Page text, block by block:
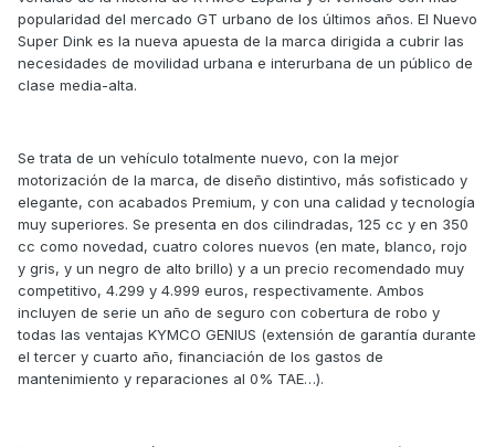
popularidad del mercado GT urbano de los últimos años. El Nuevo
Super Dink es la nueva apuesta de la marca dirigida a cubrir las
necesidades de movilidad urbana e interurbana de un público de
clase media-alta.
Se trata de un vehículo totalmente nuevo, con la mejor
motorización de la marca, de diseño distintivo, más sofisticado y
elegante, con acabados Premium, y con una calidad y tecnología
muy superiores. Se presenta en dos cilindradas, 125 cc y en 350
cc como novedad, cuatro colores nuevos (en mate, blanco, rojo
y gris, y un negro de alto brillo) y a un precio recomendado muy
competitivo, 4.299 y 4.999 euros, respectivamente. Ambos
incluyen de serie un año de seguro con cobertura de robo y
todas las ventajas KYMCO GENIUS (extensión de garantía durante
el tercer y cuarto año, financiación de los gastos de
mantenimiento y reparaciones al 0% TAE…).